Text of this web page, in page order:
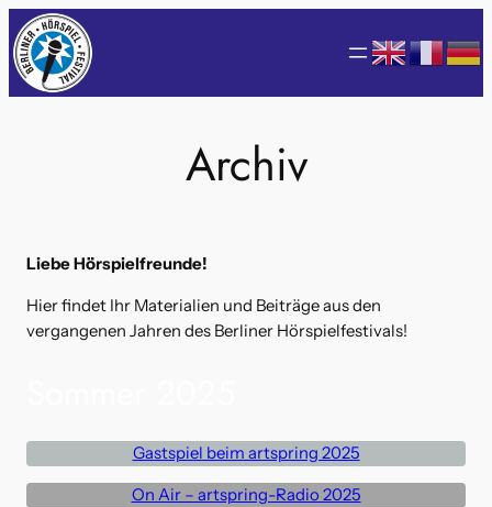
Zum
Inhalt
springen
Archiv
Liebe Hörspielfreunde!
Hier findet Ihr Materialien und Beiträge aus den
vergangenen Jahren des Berliner Hörspielfestivals!
Gastspiel beim artspring 2025
On Air – artspring-Radio 2025